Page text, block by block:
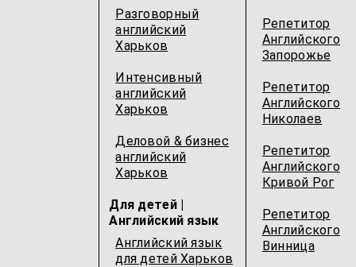
Разговорный
английский
Харьков
Интенсивный
английский
Харьков
Деловой & бизнес
английский
Харьков
Для детей |
Английский язык
Английский язык
для детей Харьков
Репетитор
Английского
Запорожье
Репетитор
Английского
Николаев
Репетитор
Английского
Кривой Рог
Репетитор
Английского
Винница